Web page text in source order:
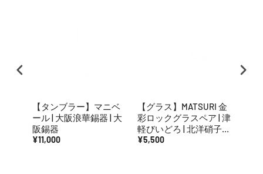
【タンブラー】マニベ
ール | 大阪浪華錫器 | 大
阪錫器
¥11,000
【グラス】MATSURI 金
彩ロックグラスペア | 津
軽びいどろ | 北洋硝子
(アデリア)
¥5,500